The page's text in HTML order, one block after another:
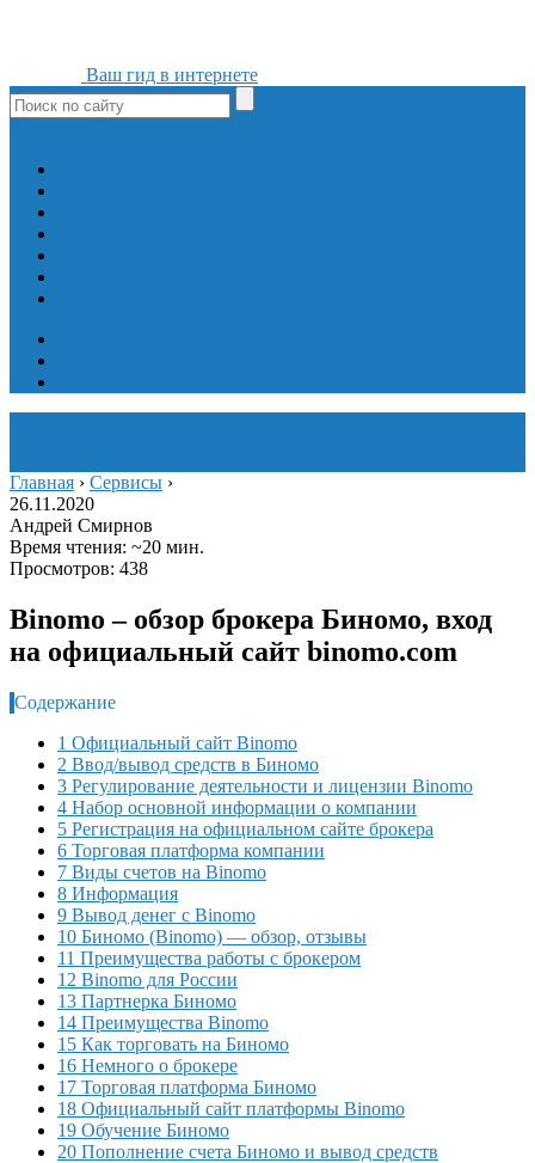
Ваш гид в интернете
Главная › Сервисы ›
26.11.2020
Андрей Смирнов
Время чтения: ~20 мин.
Просмотров: 438
Binomo – обзор брокера Биномо, вход
на официальный сайт binomo.com
Содержание
1 Официальный сайт Binomo
2 Ввод/вывод средств в Биномо
3 Регулирование деятельности и лицензии Binomo
4 Набор основной информации о компании
5 Регистрация на официальном сайте брокера
6 Торговая платформа компании
7 Виды счетов на Binomo
8 Информация
9 Вывод денег с Binomo
10 Биномо (Binomo) — обзор, отзывы
11 Преимущества работы с брокером
12 Binomo для России
13 Партнерка Биномо
14 Преимущества Binomo
15 Как торговать на Биномо
16 Немного о брокере
17 Торговая платформа Биномо
18 Официальный сайт платформы Binomo
19 Обучение Биномо
20 Пополнение счета Биномо и вывод средств